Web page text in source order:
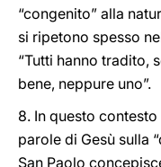
“congenito” alla
si ripetono spesso
“Tutti hanno tradito,
bene, neppure uno”.
8. In questo
parole di Gesù sulla
San Paolo